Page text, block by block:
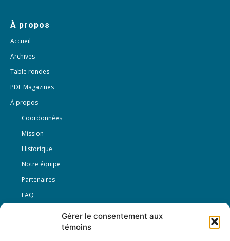
Gérer le consentement aux
témoins
À propos
Accueil
Archives
Table rondes
PDF Magazines
À propos
Coordonnées
Mission
Historique
Notre équipe
Partenaires
FAQ
Conditions générales